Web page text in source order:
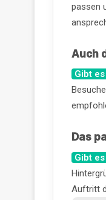
passen
Auch
Gibt
Das
Gibt
Auftritt